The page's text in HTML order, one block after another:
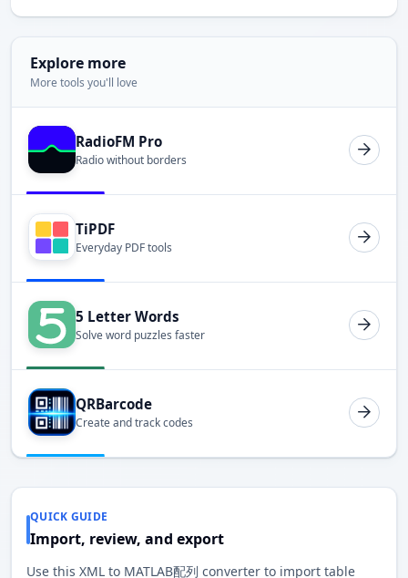
Explore more
More tools you'll love
RadioFM Pro
Radio without borders
TiPDF
Everyday PDF tools
5 Letter Words
Solve word puzzles faster
QRBarcode
Create and track codes
QUICK GUIDE
Import, review, and export
Use this XML to MATLAB配列 converter to import table